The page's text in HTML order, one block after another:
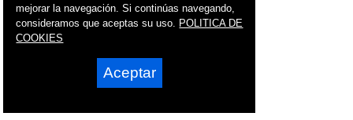
mejorar la navegación. Si continúas navegando,
consideramos que aceptas su uso. POLITICA DE
COOKIES
Aceptar